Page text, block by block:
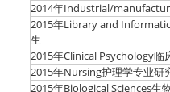
2014年Industrial/
2015年Library and
生
2015年Clinical Psychology临
2015年Nursing护理学专业研
2015年Biological Sciences生